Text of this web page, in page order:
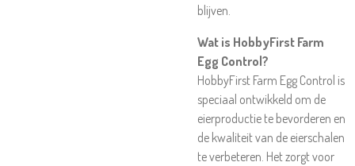
blijven.
Wat is HobbyFirst Farm
Egg Control?
HobbyFirst Farm Egg Control is
speciaal ontwikkeld om de
eierproductie te bevorderen en
de kwaliteit van de eierschalen
te verbeteren. Het zorgt voor